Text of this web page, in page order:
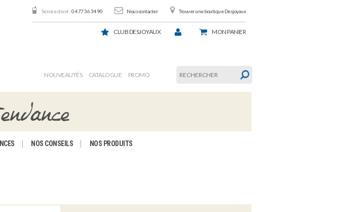
Service client :04 77 36 34 90 Nous contacter Trouver une boutique Desjoyaux
CLUB DESJOYAUX MONPANIER
NOUVEAUTÉS CATALOGUE PROMO
NOS CONSEILS NOS PRODUITS